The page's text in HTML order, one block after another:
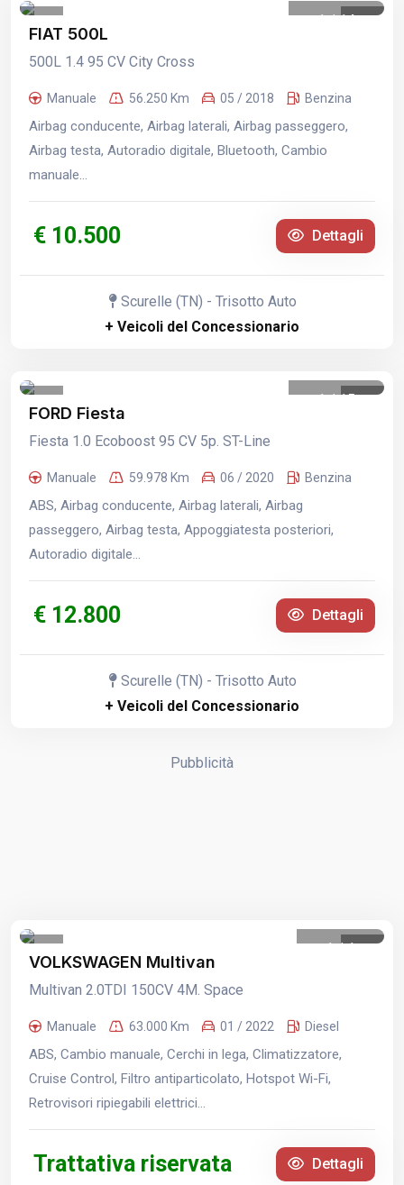
1 /14
FIAT 500L
500L 1.4 95 CV City Cross
Manuale 56.250 Km 05 / 2018 Benzina
Airbag conducente, Airbag laterali, Airbag passeggero,
Airbag testa, Autoradio digitale, Bluetooth, Cambio
manuale...
€ 10.500 Dettagli
Scurelle (TN) - Trisotto Auto
+ Veicoli del Concessionario
1 /15
FORD Fiesta
Fiesta 1.0 Ecoboost 95 CV 5p. ST-Line
Manuale 59.978 Km 06 / 2020 Benzina
ABS, Airbag conducente, Airbag laterali, Airbag
passeggero, Airbag testa, Appoggiatesta posteriori,
Autoradio digitale...
€ 12.800 Dettagli
Scurelle (TN) - Trisotto Auto
+ Veicoli del Concessionario
Pubblicità
1 /1
VOLKSWAGEN Multivan
Multivan 2.0TDI 150CV 4M. Space
Manuale 63.000 Km 01 / 2022 Diesel
ABS, Cambio manuale, Cerchi in lega, Climatizzatore,
Cruise Control, Filtro antiparticolato, Hotspot Wi-Fi,
Retrovisori ripiegabili elettrici...
Trattativa riservata Dettagli